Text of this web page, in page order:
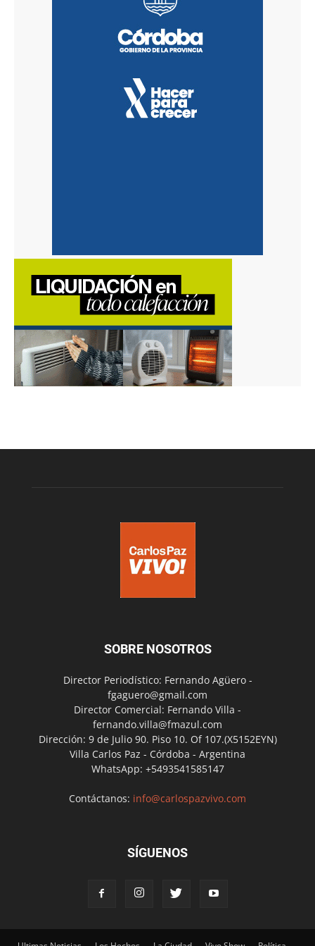
SOBRE NOSOTROS
Director Periodístico: Fernando Agüero -
fgaguero@gmail.com
Director Comercial: Fernando Villa -
fernando.villa@fmazul.com
Dirección: 9 de Julio 90. Piso 10. Of 107.(X5152EYN)
Villa Carlos Paz - Córdoba - Argentina
WhatsApp: +5493541585147
Contáctanos: info@carlospazvivo.com
SÍGUENOS